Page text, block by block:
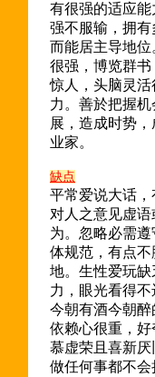
有很强的适应能
强不服输，拥有
而能居主导地位
很强，博览群书
惊人，头脑灵活
力。善於把握
展，造成时势
业家。
缺点
平常爱说大话，
对人之意见虚
为。忽略必需
体规范，有点不
地。生性爱玩缺
力，眼光看得
今朝有酒今朝醉
依赖心很重，好
慕虚荣且喜新厌
做任何事都不会